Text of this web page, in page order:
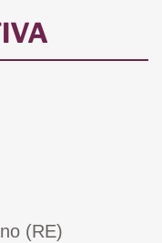
(RE)